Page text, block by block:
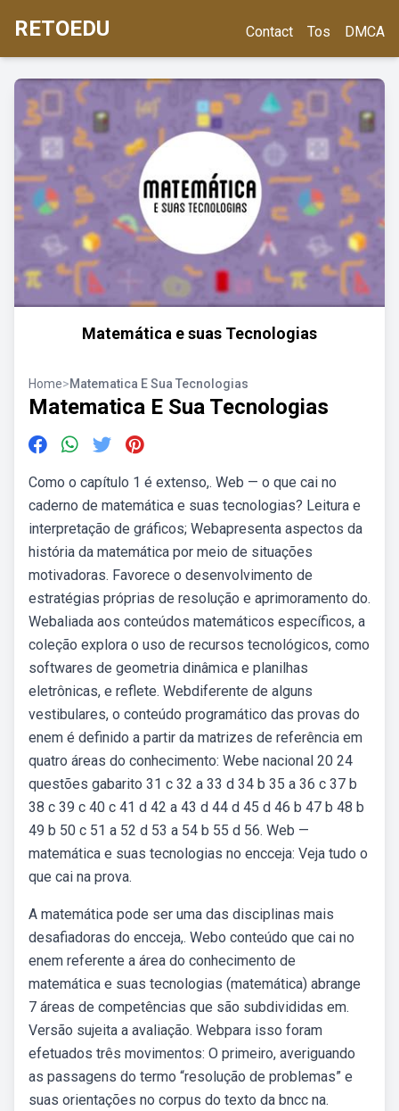
RETOEDU Contact Tos DMCA
Matemática e suas Tecnologias
Home>Matematica E Sua Tecnologias
Matematica E Sua Tecnologias
Como o capítulo 1 é extenso,. Web — o que cai no
caderno de matemática e suas tecnologias? Leitura e
interpretação de gráficos; Webapresenta aspectos da
história da matemática por meio de situações
motivadoras. Favorece o desenvolvimento de
estratégias próprias de resolução e aprimoramento do.
Webaliada aos conteúdos matemáticos específicos, a
coleção explora o uso de recursos tecnológicos, como
softwares de geometria dinâmica e planilhas
eletrônicas, e reflete. Webdiferente de alguns
vestibulares, o conteúdo programático das provas do
enem é definido a partir da matrizes de referência em
quatro áreas do conhecimento: Webe nacional 20 24
questões gabarito 31 c 32 a 33 d 34 b 35 a 36 c 37 b
38 c 39 c 40 c 41 d 42 a 43 d 44 d 45 d 46 b 47 b 48 b
49 b 50 c 51 a 52 d 53 a 54 b 55 d 56. Web —
matemática e suas tecnologias no encceja: Veja tudo o
que cai na prova.
A matemática pode ser uma das disciplinas mais
desafiadoras do encceja,. Webo conteúdo que cai no
enem referente a área do conhecimento de
matemática e suas tecnologias (matemática) abrange
7 áreas de competências que são subdivididas em.
Versão sujeita a avaliação. Webpara isso foram
efetuados três movimentos: O primeiro, averiguando
as passagens do termo “resolução de problemas” e
suas orientações no corpus do texto da bncc na.